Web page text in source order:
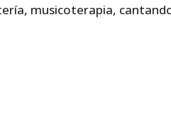
musicoterapia,